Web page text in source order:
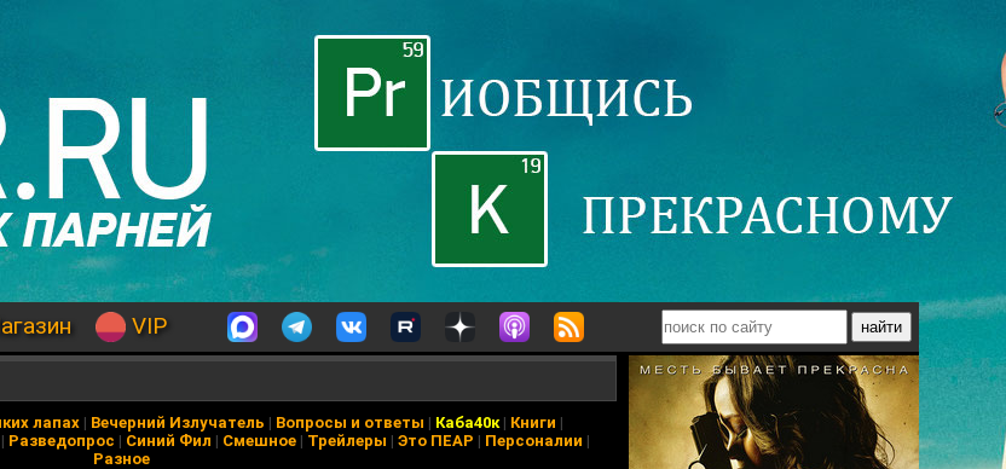
VIP
лапах | Вечерний Излучатель | Вопросы и ответы | Каба40к| Книги |
| Разведопрос | Синий Фил | Смешное | Трейлеры | Это ПЕАР | Персоналии |
Разное